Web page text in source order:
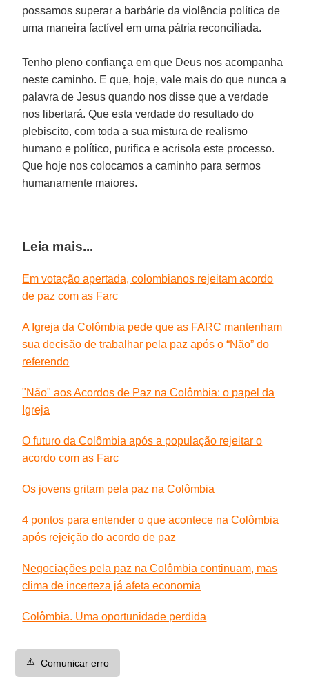
possamos superar a barbárie da violência política de
uma maneira factível em uma pátria reconciliada.
Tenho pleno confiança em que Deus nos acompanha
neste caminho. E que, hoje, vale mais do que nunca a
palavra de Jesus quando nos disse que a verdade
nos libertará. Que esta verdade do resultado do
plebiscito, com toda a sua mistura de realismo
humano e político, purifica e acrisola este processo.
Que hoje nos colocamos a caminho para sermos
humanamente maiores.
Leia mais...
Em votação apertada, colombianos rejeitam acordo
de paz com as Farc
A Igreja da Colômbia pede que as FARC mantenham
sua decisão de trabalhar pela paz após o “Não” do
referendo
"Não" aos Acordos de Paz na Colômbia: o papel da
Igreja
O futuro da Colômbia após a população rejeitar o
acordo com as Farc
Os jovens gritam pela paz na Colômbia
4 pontos para entender o que acontece na Colômbia
após rejeição do acordo de paz
Negociações pela paz na Colômbia continuam, mas
clima de incerteza já afeta economia
Colômbia. Uma oportunidade perdida
⚠️ Comunicar erro